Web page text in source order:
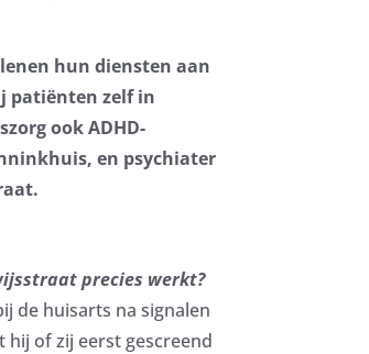
hun diensten aan
patiënten zelf in
ook ADHD-
en psychiater
precies werkt?
de huisarts na signalen
of zij eerst gescreend